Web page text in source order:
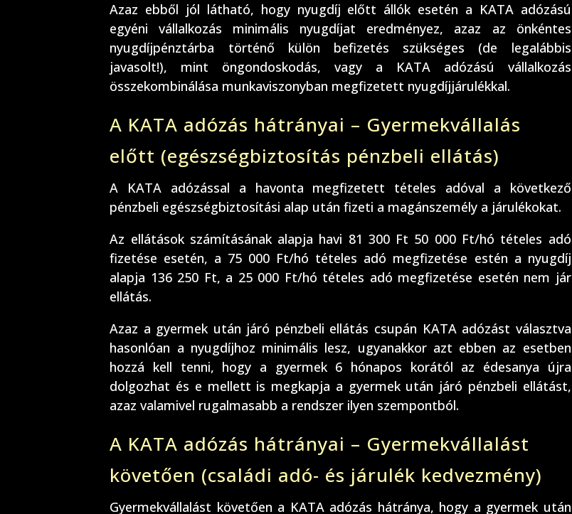
Azaz ebből jól látható, hogy nyugdíj előtt állók esetén a KATA adózású
egyéni vállalkozás minimális nyugdíjat eredményez, azaz az önkéntes
nyugdíjpénztárba történő külön befizetés szükséges (de legalábbis
javasolt!), mint öngondoskodás, vagy a KATA adózású vállalkozás
összekombinálása munkaviszonyban megfizetett nyugdíjjárulékkal.
A KATA adózás hátrányai – Gyermekvállalás
előtt (egészségbiztosítás pénzbeli ellátás)
A KATA adózással a havonta megfizetett tételes adóval a következő
pénzbeli egészségbiztosítási alap után fizeti a magánszemély a járulékokat.
Az ellátások számításának alapja havi 81 300 Ft 50 000 Ft/hó tételes adó
fizetése esetén, a 75 000 Ft/hó tételes adó megfizetése estén a nyugdíj
alapja 136 250 Ft, a 25 000 Ft/hó tételes adó megfizetése esetén nem jár
ellátás.
Azaz a gyermek után járó pénzbeli ellátás csupán KATA adózást választva
hasonlóan a nyugdíjhoz minimális lesz, ugyanakkor azt ebben az esetben
hozzá kell tenni, hogy a gyermek 6 hónapos korától az édesanya újra
dolgozhat és e mellett is megkapja a gyermek után járó pénzbeli ellátást,
azaz valamivel rugalmasabb a rendszer ilyen szempontból.
A KATA adózás hátrányai – Gyermekvállalást
követően (családi adó- és járulék kedvezmény)
Gyermekvállalást követően a KATA adózás hátránya, hogy a gyermek után